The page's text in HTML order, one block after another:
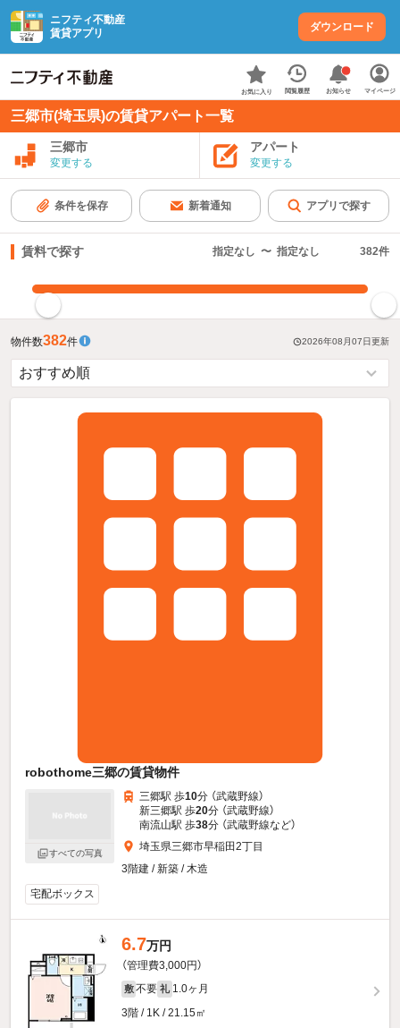
ニフティ不動産
賃貸アプリ
ダウンロード
お気に入り 閲覧履歴 お知らせ マイページ
三郷市(埼玉県)の賃貸アパート一覧
三郷市
変更する
アパート
変更する
条件を保存 新着通知 アプリで探す
賃料で探す 指定なし 〜 指定なし 382件
物件数382件 2026年08月07日更新
robothome三郷の賃貸物件
すべての写真
三郷駅 歩10分 （武蔵野線）
新三郷駅 歩20分 （武蔵野線）
南流山駅 歩38分 （武蔵野線など）
埼玉県三郷市早稲田2丁目
3階建 / 新築 / 木造
宅配ボックス
6.7万円
（管理費3,000円）
敷 不要 礼 1.0ヶ月
3階 / 1K / 21.15㎡